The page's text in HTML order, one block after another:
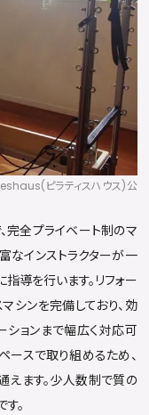
ピラティスハウス)公
完全プライベート制のマ
なインストラクターが一
導を行います。リフォー
シンを完備しており、効
ションまで幅広く対応可
ースで取り組めるため、
ます。少人数制で質の
。